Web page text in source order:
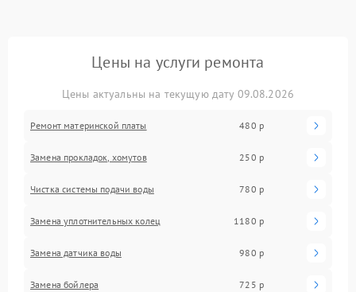
Цены на услуги ремонта
Цены актуальны на текущую дату 09.08.2026
Ремонт материнской платы 480 р
Замена прокладок, хомутов 250 р
Чистка системы подачи воды 780 р
Замена уплотнительных колец 1180 р
Замена датчика воды 980 р
Замена бойлера 725 р